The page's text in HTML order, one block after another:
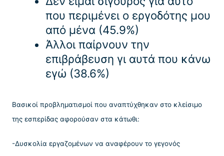
που περιμένει ο εργοδότης μου
από μένα (45.9%)
Άλλοι παίρνουν την
επιβράβευση γι αυτά που κάνω
εγώ (38.6%)
Βασικοί προβληματισμοί που αναπτύχθηκαν στο κλείσιμο
της εσπερίδας αφορούσαν στα κάτωθι:
-Δυσκολία εργαζομένων να αναφέρουν το γεγονός